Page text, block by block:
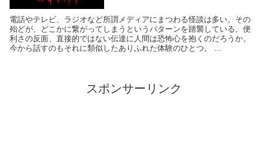
電話やテレビ、ラジオなど所謂メディアにまつわる怪談は多い。その
殆どが、どこかに繋がってしまうというパターンを踏襲している。便
利さの反面、直接的ではない伝達に人間は恐怖心を抱くのだろうか。
今から話すのもそれに類似したありふれた体験のひとつ。 ...
スポンサーリンク